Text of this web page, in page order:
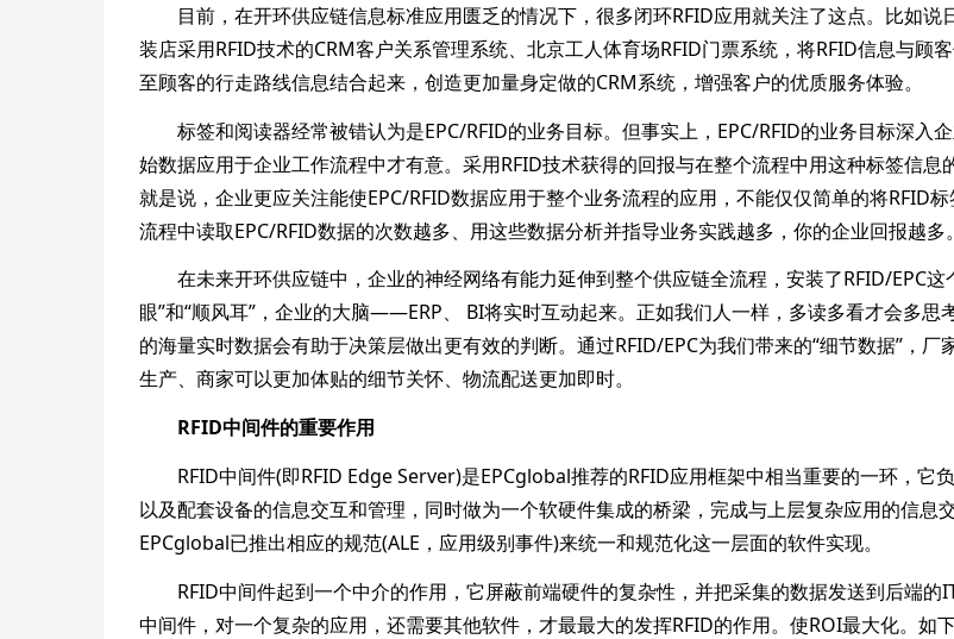
目前，在开环供应链信息标准应用匮乏的情况下，很多闭环RFID应用就关注了这点。比如说
装店采用RFID技术的CRM客户关系管理系统、北京工人体育场RFID门票系统，将RFID信息与顾
至顾客的行走路线信息结合起来，创造更加量身定做的CRM系统，增强客户的优质服务体验。
标签和阅读器经常被错认为是EPC/RFID的业务目标。但事实上，EPC/RFID的业务目标深入
始数据应用于企业工作流程中才有意。采用RFID技术获得的回报与在整个流程中用这种标签信息
就是说，企业更应关注能使EPC/RFID数据应用于整个业务流程的应用，不能仅仅简单的将RFID标
流程中读取EPC/RFID数据的次数越多、用这些数据分析并指导业务实践越多，你的企业回报越多。
在未来开环供应链中，企业的神经网络有能力延伸到整个供应链全流程，安装了RFID/EPC这
眼”和“顺风耳”，企业的大脑――ERP、 BI将实时互动起来。正如我们人一样，多读多看才会多思
的海量实时数据会有助于决策层做出更有效的判断。通过RFID/EPC为我们带来的“细节数据”，厂
生产、商家可以更加体贴的细节关怀、物流配送更加即时。
RFID中间件的重要作用
RFID中间件(即RFID Edge Server)是EPCglobal推荐的RFID应用框架中相当重要的一环，它
以及配套设备的信息交互和管理，同时做为一个软硬件集成的桥梁，完成与上层复杂应用的信息
EPCglobal已推出相应的规范(ALE，应用级别事件)来统一和规范化这一层面的软件实现。
RFID中间件起到一个中介的作用，它屏蔽前端硬件的复杂性，并把采集的数据发送到后端的
中间件，对一个复杂的应用，还需要其他软件，才最最大的发挥RFID的作用。使ROI最大化。如